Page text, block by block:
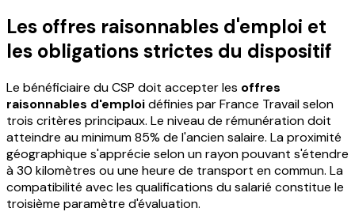
Les offres raisonnables d'emploi et
les obligations strictes du dispositif
Le bénéficiaire du CSP doit accepter les offres
raisonnables d'emploidéfinies par France Travail selon
trois critères principaux. Le niveau de rémunération doit
atteindre au minimum 85% de l'ancien salaire. La proximité
géographique s'apprécie selon un rayon pouvant s'étendre
à 30 kilomètres ou une heure de transport en commun. La
compatibilité avec les qualifications du salarié constitue le
troisième paramètre d'évaluation.